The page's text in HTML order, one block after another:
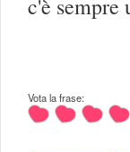
c'è sempre
Vota la frase: